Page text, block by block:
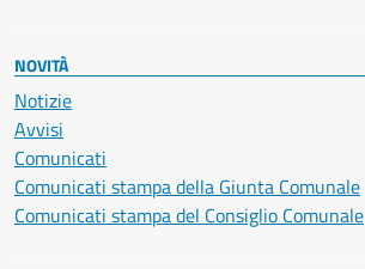
NOVITÀ
Notizie
Avvisi
Comunicati
Comunicati stampa della Giunta Comunale
Comunicati stampa del Consiglio Comunale